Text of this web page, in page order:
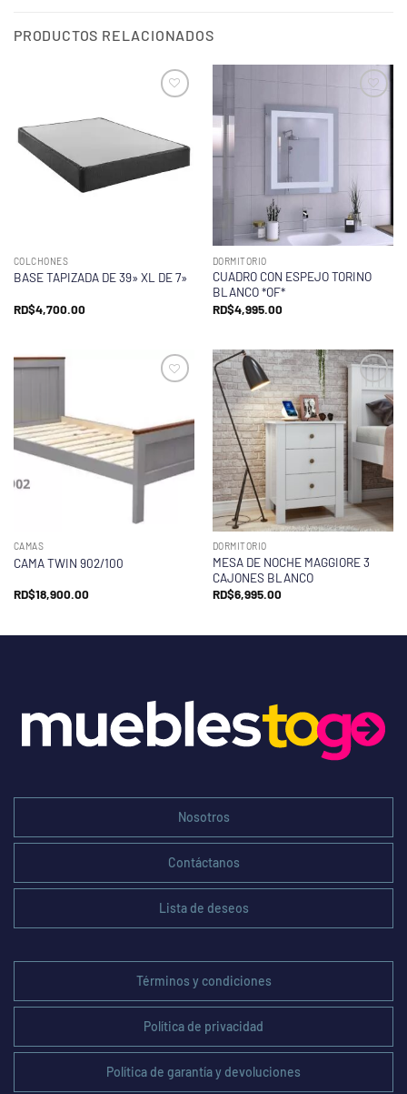
PRODUCTOS RELACIONADOS
COLCHONES
BASE TAPIZADA DE 39» XL DE 7»
RD$4,700.00
DORMITORIO
CUADRO CON ESPEJO TORINO
BLANCO *OF*
RD$4,995.00
CAMAS
CAMA TWIN 902/100
RD$18,900.00
DORMITORIO
MESA DE NOCHE MAGGIORE 3
CAJONES BLANCO
RD$6,995.00
Nosotros
Contáctanos
Lista de deseos
Términos y condiciones
Política de privacidad
Política de garantía y devoluciones